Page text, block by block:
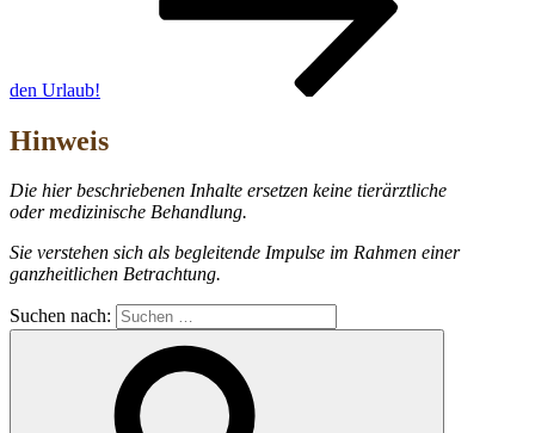
den Urlaub!
Hinweis
Die hier beschriebenen Inhalte ersetzen keine tierärztliche
oder medizinische Behandlung.
Sie verstehen sich als begleitende Impulse im Rahmen einer
ganzheitlichen Betrachtung.
Suchen nach: